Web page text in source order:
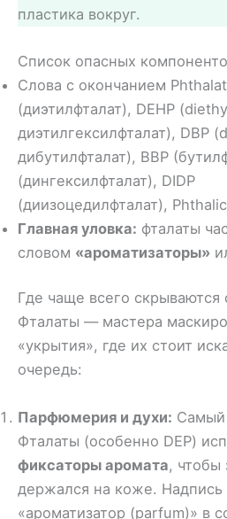
пластика вокруг.
Список опасных
Слова с окончанием
(диэтилфталат), DEHP
диэтилгексилфталат), DBP
дибутилфталат), BBP
(дингексилфталат), DIDP
(диизоцедилфталат),
Главная уловка: фталаты
словом «ароматизаторы»
Где чаще всего скрываются
Фталаты — мастера
«укрытия», где их стоит
очередь:
Парфюмерия и духи: Самый
Фталаты (особенно DEP)
фиксаторы аромата, чтобы
держался на коже. Надпись
«ароматизатор (parfum)» в